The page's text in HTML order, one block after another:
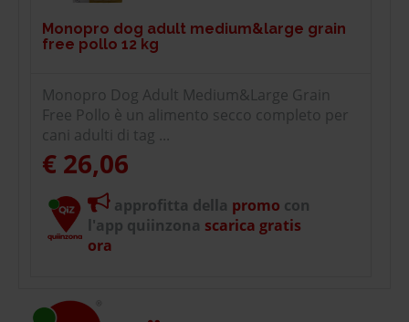
Monopro dog adult medium&large grain
free pollo 12 kg
Monopro Dog Adult Medium&Large Grain
Free Pollo è un alimento secco completo per
cani adulti di tag ...
€ 26,06
approfitta della promo con
l'app quiinzona scarica gratis
ora